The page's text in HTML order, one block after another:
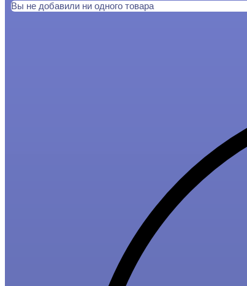
Вы не добавили ни одного товара